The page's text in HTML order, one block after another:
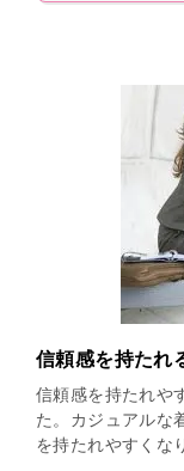
信頼感を持たれ
信頼感を持たれや
た。カジュアルな
を持たれやすくな